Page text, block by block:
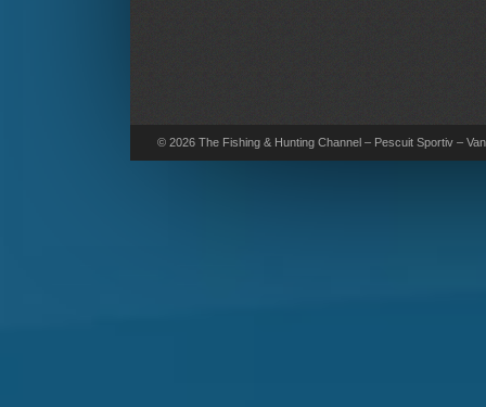
© 2026 The Fishing & Hunting Channel – Pescuit Sportiv –